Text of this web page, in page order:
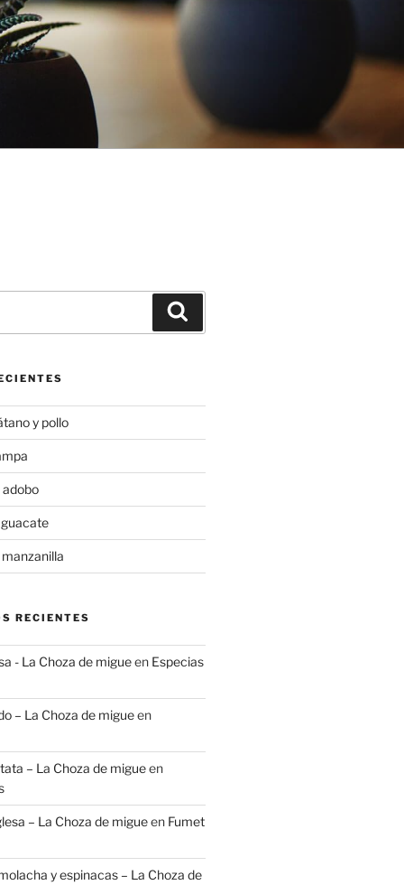
y pollo
adobo
RECIENTES
- La Choza de migueen Especias
– La Choza de migueen
– La Choza de migueen
– La Choza de migueen Fumet
y espinacas – La Choza de